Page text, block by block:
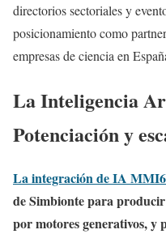
directorios sectoriales y
posicionamiento como
empresas de ciencia en
La Inteligencia
Potenciación y
La integración de IA
de Simbionte para producir
por motores generativos,